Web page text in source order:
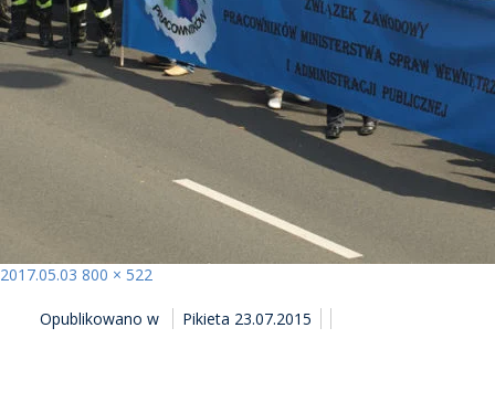
Opublikowano
2017.05.03 Pełny
800 × 522
WPISUOpublikowano w Pikieta 23.07.2015